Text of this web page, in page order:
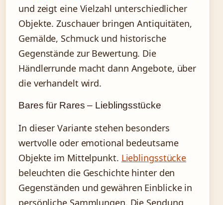
und zeigt eine Vielzahl unterschiedlicher
Objekte. Zuschauer bringen Antiquitäten,
Gemälde, Schmuck und historische
Gegenstände zur Bewertung. Die
Händlerrunde macht dann Angebote, über
die verhandelt wird.
Bares für Rares – Lieblingsstücke
In dieser Variante stehen besonders
wertvolle oder emotional bedeutsame
Objekte im Mittelpunkt. Lieblingsstücke
beleuchten die Geschichte hinter den
Gegenständen und gewähren Einblicke in
persönliche Sammlungen. Die Sendung